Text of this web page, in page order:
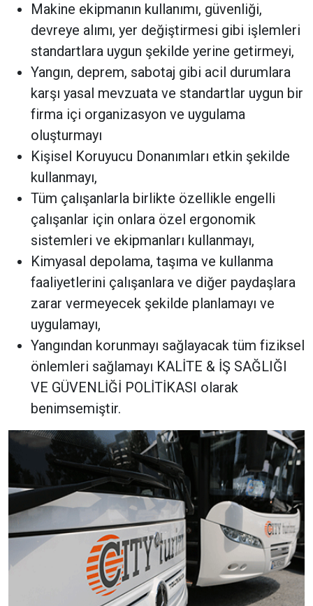
Makine ekipmanın kullanımı, güvenliği,
devreye alımı, yer değiştirmesi gibi işlemleri
standartlara uygun şekilde yerine getirmeyi,
Yangın, deprem, sabotaj gibi acil durumlara
karşı yasal mevzuata ve standartlar uygun bir
firma içi organizasyon ve uygulama
oluşturmayı
Kişisel Koruyucu Donanımları etkin şekilde
kullanmayı,
Tüm çalışanlarla birlikte özellikle engelli
çalışanlar için onlara özel ergonomik
sistemleri ve ekipmanları kullanmayı,
Kimyasal depolama, taşıma ve kullanma
faaliyetlerini çalışanlara ve diğer paydaşlara
zarar vermeyecek şekilde planlamayı ve
uygulamayı,
Yangından korunmayı sağlayacak tüm fiziksel
önlemleri sağlamayı KALİTE & İŞ SAĞLIĞI
VE GÜVENLİĞİ POLİTİKASI olarak
benimsemiştir.